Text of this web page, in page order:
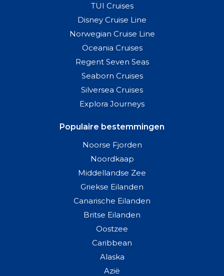
TUI Cruises
Disney Cruise Line
Norwegian Cruise Line
Oceania Cruises
Regent Seven Seas
Seaborn Cruises
Silversea Cruises
Explora Journeys
Populaire bestemmingen
Noorse Fjorden
Noordkaap
Middellandse Zee
Griekse Eilanden
Canarische Eilanden
Britse Eilanden
Oostzee
Caribbean
Alaska
Azië